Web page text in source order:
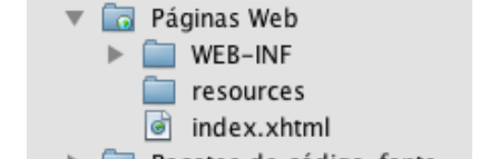
2.0. People are working really hard! 8. Many professionals
now available 9. It's a standard. It's JCP. Before complain,
report and help! 10. Ed Burns, spec leader, is an old
Globalcode community friend! EXTRA: My wife is specialist
in JSF. She's my F1 for JSF :) Nice job JSF community! -